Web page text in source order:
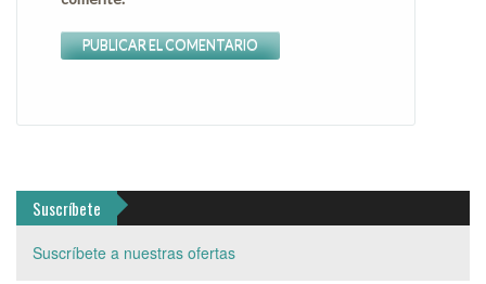
Suscríbete
Suscríbete a nuestras ofertas